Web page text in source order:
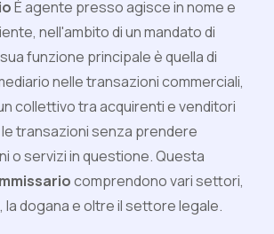
È agente presso agisce in nome e
nell'ambito di un mandato di
funzione principale è quella di
nelle transazioni commerciali,
collettivo tra acquirenti e venditori
transazioni senza prendere
o servizi in questione. Questa
comprendono vari settori,
la dogana e oltre il settore legale.